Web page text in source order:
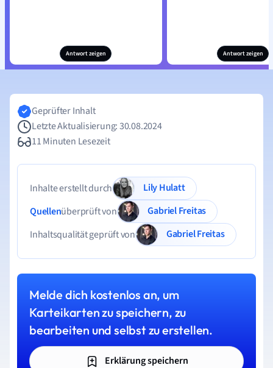
Antwort zeigen Antwort zeigen
Geprüfter Inhalt
Letzte Aktualisierung: 30.08.2024
11 Minuten Lesezeit
Inhalte erstellt durch
Lily Hulatt
Quellenüberprüft von
Gabriel Freitas
Inhaltsqualität geprüft von
Gabriel Freitas
Melde dich kostenlos an, um
Karteikarten zu speichern, zu
bearbeiten und selbst zu erstellen.
Erklärung speichern